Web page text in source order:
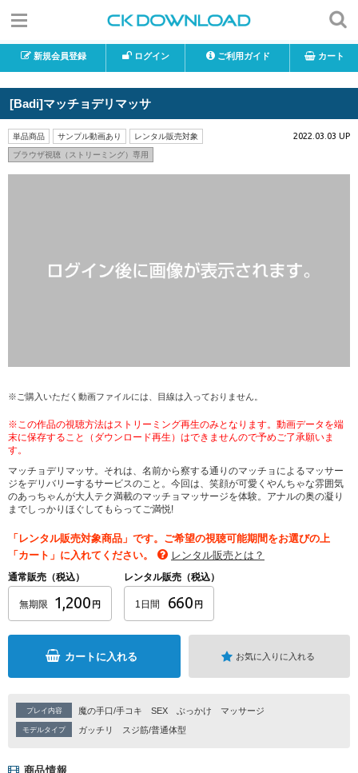
新規会員登録 ログイン ご利用ガイド カート
[Badi]マッチョデリマッサ
単品商品 サンプル動画あり レンタル販売対象
ブラウザ視聴（ストリーミング）専用
2022.03.03 UP
※ご購入いただく動画ファイルには、目線は入っておりません。
※この作品の視聴方法はストリーミング再生のみとなります。動画データを端
末に保存すること（ダウンロード再生）はできませんので予めご了承願いま
す。
マッチョデリマッサ。それは、名前から察する通りのマッチョによるマッサー
ジをデリバリーするサービスのこと。今回は、笑顔が可愛くやんちゃな雰囲気
のあっちゃんが大人テク満載のマッチョマッサージを体験。アナルの奥の凝り
までしっかりほぐしてもらってご満悦!
「レンタル販売対象商品」です。ご希望の視聴可能期間をお選びの上
「カート」に入れてください。
レンタル販売とは？
通常販売（税込）
無期限 1,200 円
レンタル販売（税込）
1日間 660 円
カートに入れる お気に入りに入れる
プレイ内容 魔の手口/手コキ SEX ぶっかけ マッサージ
モデルタイプ ガッチリ スジ筋/普通体型
商品情報